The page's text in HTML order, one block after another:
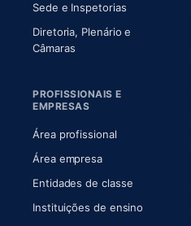
Sede e Inspetorias
Diretoria, Plenário e
Câmaras(abre em nova aba)
PROFISSIONAIS E
EMPRESAS
Área profissional
Área empresa
Entidades de classe
Instituições de ensino